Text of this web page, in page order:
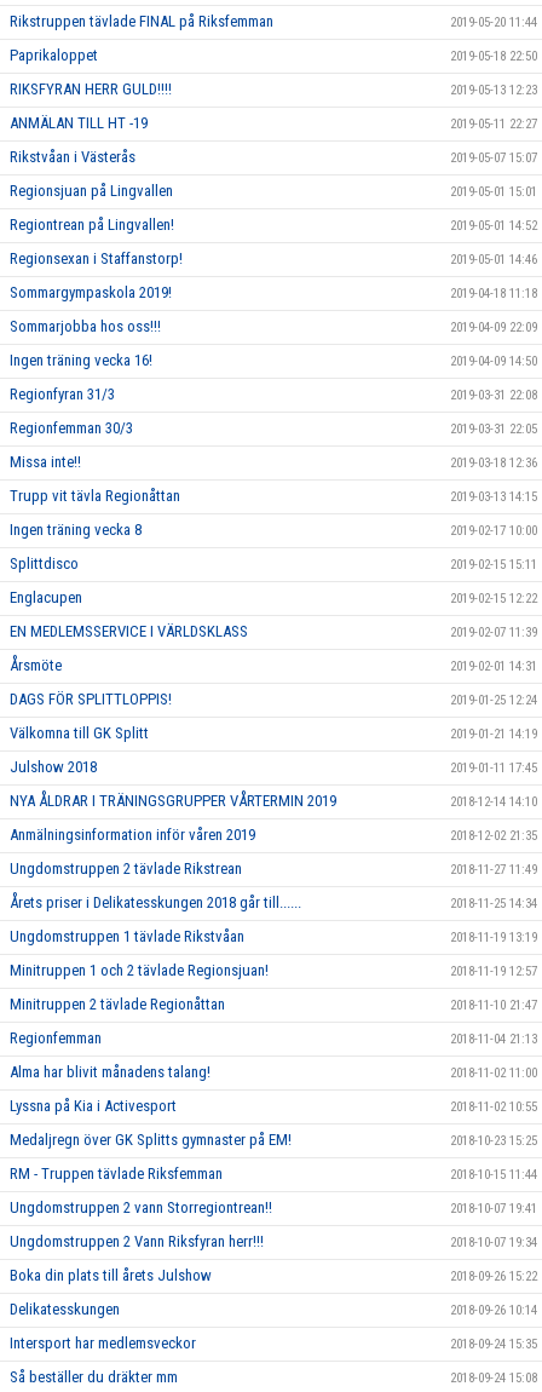
Rikstruppen tävlade FINAL på Riksfemman 2019-05-20 11:44
Paprikaloppet 2019-05-18 22:50
RIKSFYRAN HERR GULD!!!! 2019-05-13 12:23
ANMÄLAN TILL HT -19 2019-05-11 22:27
Rikstvåan i Västerås 2019-05-07 15:07
Regionsjuan på Lingvallen 2019-05-01 15:01
Regiontrean på Lingvallen! 2019-05-01 14:52
Regionsexan i Staffanstorp! 2019-05-01 14:46
Sommargympaskola 2019! 2019-04-18 11:18
Sommarjobba hos oss!!! 2019-04-09 22:09
Ingen träning vecka 16! 2019-04-09 14:50
Regionfyran 31/3 2019-03-31 22:08
Regionfemman 30/3 2019-03-31 22:05
Missa inte!! 2019-03-18 12:36
Trupp vit tävla Regionåttan 2019-03-13 14:15
Ingen träning vecka 8 2019-02-17 10:00
Splittdisco 2019-02-15 15:11
Englacupen 2019-02-15 12:22
EN MEDLEMSSERVICE I VÄRLDSKLASS 2019-02-07 11:39
Årsmöte 2019-02-01 14:31
DAGS FÖR SPLITTLOPPIS! 2019-01-25 12:24
Välkomna till GK Splitt 2019-01-21 14:19
Julshow 2018 2019-01-11 17:45
NYA ÅLDRAR I TRÄNINGSGRUPPER VÅRTERMIN 2019 2018-12-14 14:10
Anmälningsinformation inför våren 2019 2018-12-02 21:35
Ungdomstruppen 2 tävlade Rikstrean 2018-11-27 11:49
Årets priser i Delikatesskungen 2018 går till...... 2018-11-25 14:34
Ungdomstruppen 1 tävlade Rikstvåan 2018-11-19 13:19
Minitruppen 1 och 2 tävlade Regionsjuan! 2018-11-19 12:57
Minitruppen 2 tävlade Regionåttan 2018-11-10 21:47
Regionfemman 2018-11-04 21:13
Alma har blivit månadens talang! 2018-11-02 11:00
Lyssna på Kia i Activesport 2018-11-02 10:55
Medaljregn över GK Splitts gymnaster på EM! 2018-10-23 15:25
RM - Truppen tävlade Riksfemman 2018-10-15 11:44
Ungdomstruppen 2 vann Storregiontrean!! 2018-10-07 19:41
Ungdomstruppen 2 Vann Riksfyran herr!!! 2018-10-07 19:34
Boka din plats till årets Julshow 2018-09-26 15:22
Delikatesskungen 2018-09-26 10:14
Intersport har medlemsveckor 2018-09-24 15:35
Så beställer du dräkter mm 2018-09-24 15:08